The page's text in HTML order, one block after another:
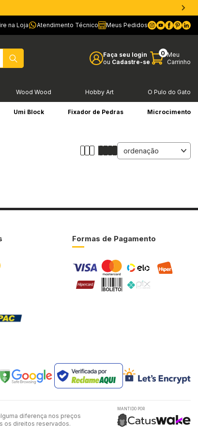
na Loja Atendimento Técnico Meus Pedidos
Faça seu login
ou Cadastre-se
0 Meu
Carrinho
Wood Wood Hobby Art O Pulo do Gato
Umi Block Fixador de Pedras Microcimento
Formas de Pagamento
diferença nos preços
os direitos reservados.
MANTIDO POR